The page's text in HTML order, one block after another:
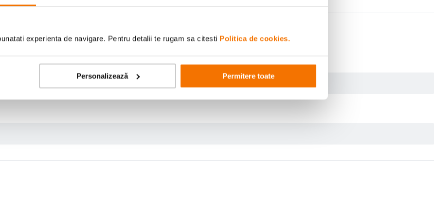
experienta de navigare. Pentru detalii te rugam sa citesti Politica de cookies.
Personalizează Permitere toate
pentru urechile copiilor si pot fi utilizate in diverse situatii cum a fi: petreceri, concerte, focuri de artificii, curse auto si moto etc. Castile antifonice
inalta calitate. Banda de sustinere este reglabila acoperita cu tesatura moale pentru confort. Aceste casti pot fi purtate de copii de toate varstele, cu